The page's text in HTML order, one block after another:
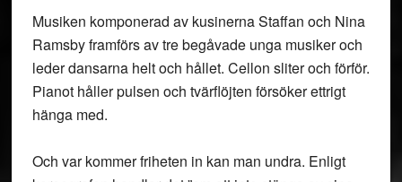
Musiken komponerad av kusinerna Staffan och Nina
Ramsby framförs av tre begåvade unga musiker och
leder dansarna helt och hållet. Cellon sliter och förför.
Pianot håller pulsen och tvärflöjten försöker ettrigt
hänga med.
Och var kommer friheten in kan man undra. Enligt